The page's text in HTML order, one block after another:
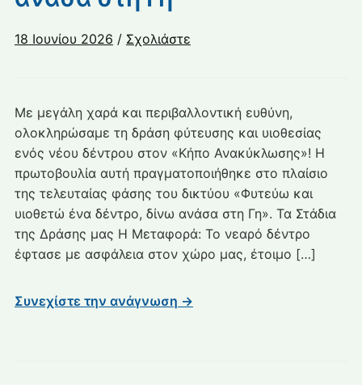
18 Ιουνίου 2026 / Σχολιάστε
Με μεγάλη χαρά και περιβαλλοντική ευθύνη,
ολοκληρώσαμε τη δράση φύτευσης και υιοθεσίας
ενός νέου δέντρου στον «Κήπο Ανακύκλωσης»! Η
πρωτοβουλία αυτή πραγματοποιήθηκε στο πλαίσιο
της τελευταίας φάσης του δικτύου «Φυτεύω και
υιοθετώ ένα δέντρο, δίνω ανάσα στη Γη». Τα Στάδια
της Δράσης μας Η Μεταφορά: Το νεαρό δέντρο
έφτασε με ασφάλεια στον χώρο μας, έτοιμο […]
Συνεχίστε την ανάγνωση →